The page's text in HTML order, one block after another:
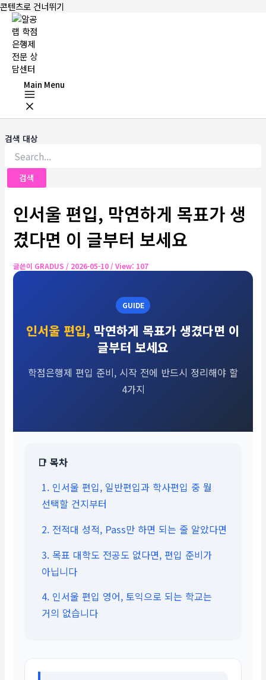
콘텐츠로 건너뛰기
Main Menu
검색 대상
인서울 편입, 막연하게 목표가 생
겼다면 이 글부터 보세요
글쓴이 GRADUS / 2026-05-10 / View: 107
GUIDE
인서울 편입, 막연하게 목표가 생겼다면 이
글부터 보세요
학점은행제 편입 준비, 시작 전에 반드시 정리해야 할
4가지
📑 목차
1. 인서울 편입, 일반편입과 학사편입 중 뭘
선택할 건지부터
2. 전적대 성적, Pass만 하면 되는 줄 알았다면
3. 목표 대학도 전공도 없다면, 편입 준비가
아닙니다
4. 인서울 편입 영어, 토익으로 되는 학교는
거의 없습니다